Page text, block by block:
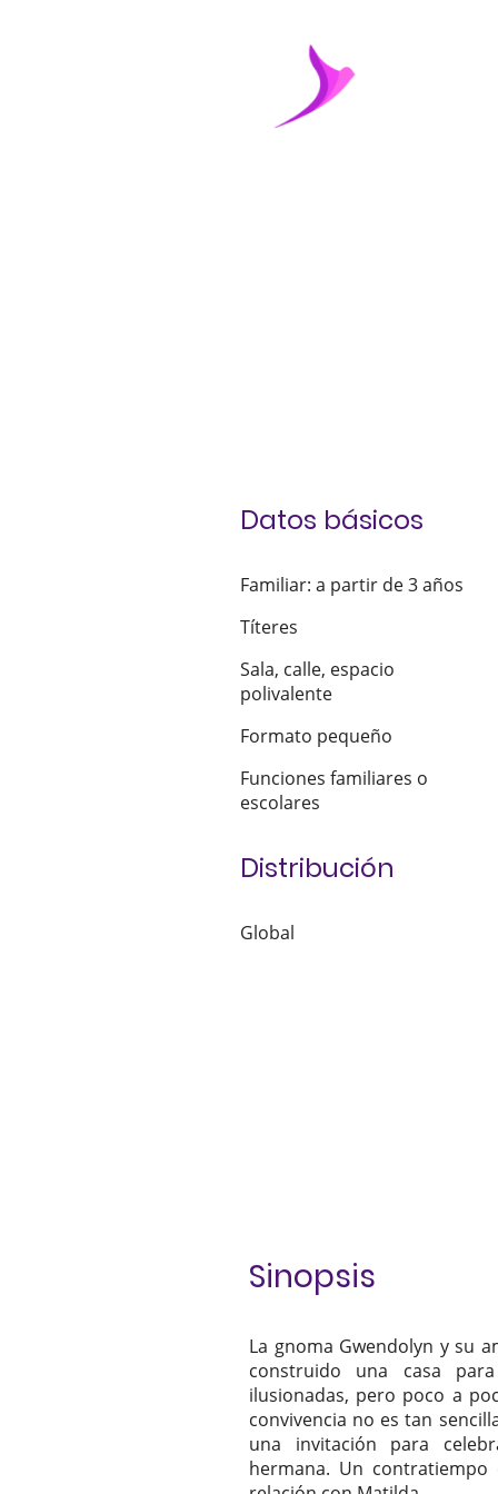
Datos básicos
Familiar: a partir de 3 años
Títeres
Sala, calle, espacio
polivalente
Formato pequeño
Funciones familiares o
escolares
Distribución
Global
Sinopsis
La gnoma Gwendolyn y su
construido una casa
ilusionadas, pero poco a
convivencia no es tan
una invitación para
hermana. Un